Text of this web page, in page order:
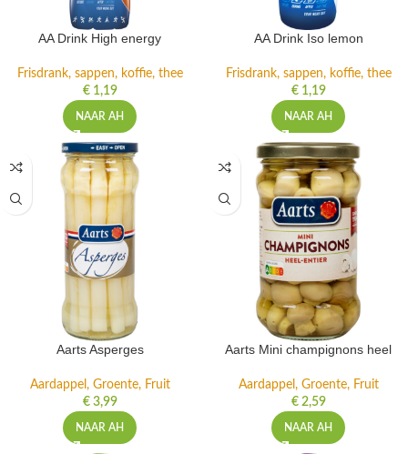
AA Drink High energy
Frisdrank, sappen, koffie, thee
€1,19
NAAR AH
AA Drink Iso lemon
Frisdrank, sappen, koffie, thee
€1,19
NAAR AH
Aarts Asperges
Aardappel, Groente, Fruit
€3,99
NAAR AH
Aarts Mini champignons heel
Aardappel, Groente, Fruit
€2,59
NAAR AH